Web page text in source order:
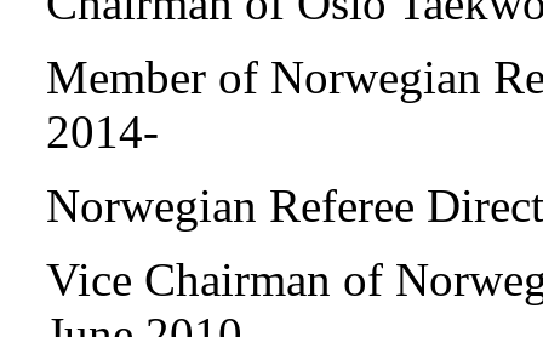
Member of Norwegian
2014-
Norwegian Referee
Vice Chairman of